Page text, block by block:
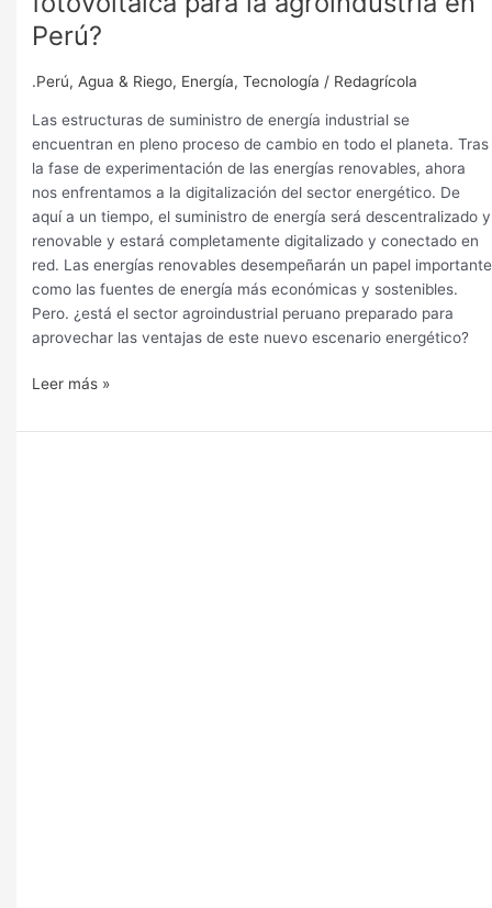
Perú?
.Perú, Agua & Riego, Energía, Tecnología / Redagrícola
Las estructuras de suministro de energía industrial se
encuentran en pleno proceso de cambio en todo el planeta. Tras
la fase de experimentación de las energías renovables, ahora
nos enfrentamos a la digitalización del sector energético. De
aquí a un tiempo, el suministro de energía será descentralizado y
renovable y estará completamente digitalizado y conectado en
red. Las energías renovables desempeñarán un papel importante
como las fuentes de energía más económicas y sostenibles.
Pero. ¿está el sector agroindustrial peruano preparado para
aprovechar las ventajas de este nuevo escenario energético?
Leer más »